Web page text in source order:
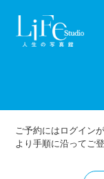
ご予約にはログイン
より手順に沿ってご